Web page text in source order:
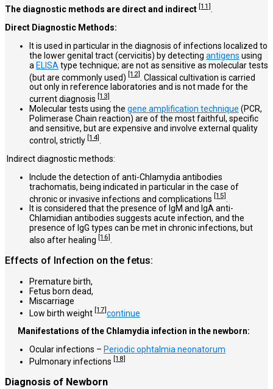
The diagnostic methods are direct and indirect [11]
Direct Diagnostic Methods:
It is used in particular in the diagnosis of infections localized to
the lower genital tract (cervicitis) by detecting antigens using
a ELISA type technique; are not as sensitive as molecular tests
(but are commonly used) [12] . Classical cultivation is carried
out only in reference laboratories and is not made for the
current diagnosis [13]
Molecular tests using the gene amplification technique (PCR,
Polimerase Chain reaction) are of the most faithful, specific
and sensitive, but are expensive and involve external quality
control, strictly [14]
Indirect diagnostic methods:
Include the detection of anti-Chlamydia antibodies
trachomatis, being indicated in particular in the case of
chronic or invasive infections and complications [15]
It is considered that the presence of IgM and IgA anti-
Chlamidian antibodies suggests acute infection, and the
presence of IgG types can be met in chronic infections, but
also after healing [16]
Effects of Infection on the fetus:
Premature birth,
Fetus born dead,
Miscarriage
Low birth weight [17]continue
Manifestations of the Chlamydia infection in the newborn:
Ocular infections – Periodic ophtalmia neonatorum
Pulmonary infections [18]
Diagnosis of Newborn